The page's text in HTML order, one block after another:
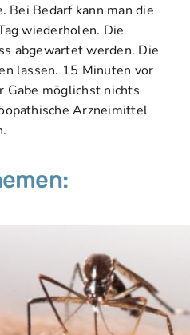
Bei Bedarf kann man die
wiederholen. Die
abgewartet werden. Die
lassen. 15 Minuten vor
Gabe möglichst nichts
Arzneimittel